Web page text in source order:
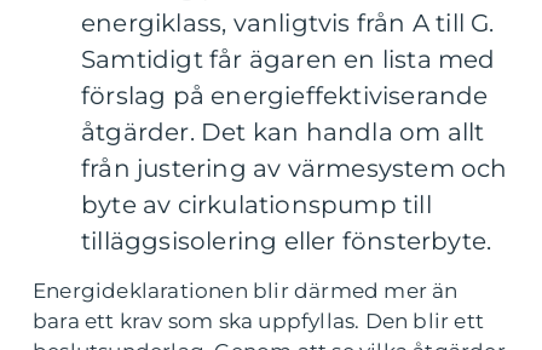
energiklass, vanligtvis från A till G.
Samtidigt får ägaren en lista med
förslag på energieffektiviserande
åtgärder. Det kan handla om allt
från justering av värmesystem och
byte av cirkulationspump till
tilläggsisolering eller fönsterbyte.
Energideklarationen blir därmed mer än
bara ett krav som ska uppfyllas. Den blir ett